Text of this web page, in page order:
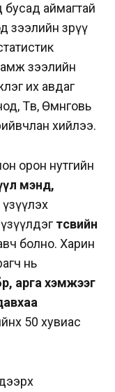
аймагтай
зээлийн зөрүү
зээлийн
их авдаг
Төв, Өмнөговь
хийлээ.
орон нутгийн
мэнд,
үзүүлэх
төсвийн
болно. Харин
нь
арга хэмжээг
50 хувиас